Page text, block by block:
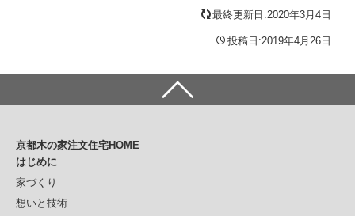
最終更新日:2020年3月4日
投稿日:2019年4月26日
京都木の家注文住宅HOME
はじめに
家づくり
想いと技術